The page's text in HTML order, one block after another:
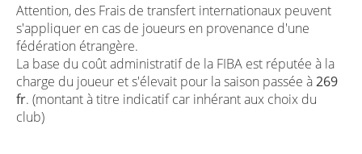
Attention, des Frais de transfert internationaux peuvent
s'appliquer en cas de joueurs en provenance d'une
fédération étrangère.
La base du coût administratif de la FIBA est réputée à la
charge du joueur et s'élevait pour la saison passée à269
fr. (montant à titre indicatif car inhérant aux choix du
club)